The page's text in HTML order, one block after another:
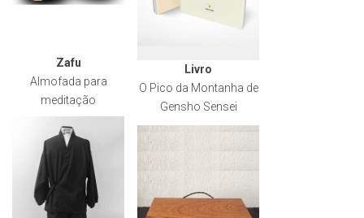
Zafu
Almofada para
meditação
Livro
O Pico da Montanha de
Gensho Sensei